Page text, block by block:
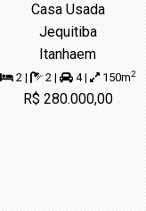
Casa Usada
Jequitiba
Itanhaem
2 | 2 | 4 | 150m2
R$ 280.000,00